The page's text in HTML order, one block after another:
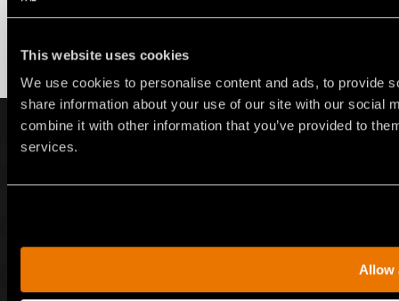
This website uses cookies
We use cookies to personalise content and ads, to provide
share information about your use of our site with our social
combine it with other information that you’ve provided to
services.
Allow
MELDEN SIE SICH ZU UNSEREM NEWSLETTER